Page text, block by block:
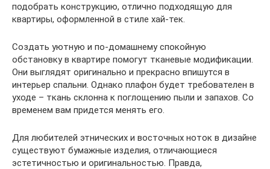
подобрать конструкцию, отлично подходящую для
квартиры, оформленной в стиле хай-тек.
Создать уютную и по-домашнему спокойную
обстановку в квартире помогут тканевые модификации.
Они выглядят оригинально и прекрасно впишутся в
интерьер спальни. Однако плафон будет требователен в
уходе – ткань склонна к поглощению пыли и запахов. Со
временем вам придется менять его.
Для любителей этнических и восточных ноток в дизайне
существуют бумажные изделия, отличающиеся
эстетичностью и оригинальностью. Правда,